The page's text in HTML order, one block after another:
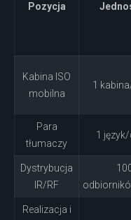
Pozycja
Kabina ISO
mobilna
1
Para
tłumaczy
1
Dystrybucja
IR/RF
Realizacja i